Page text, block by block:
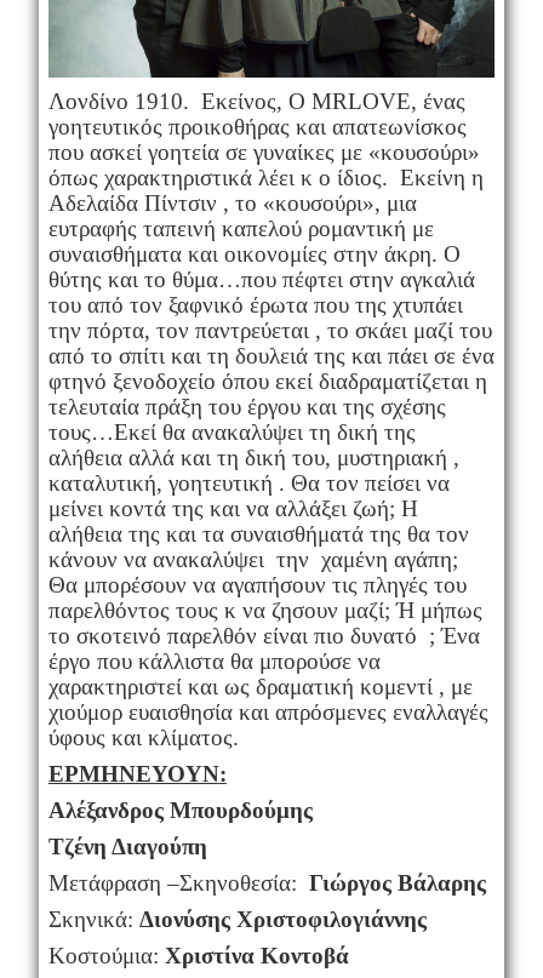
Λονδίνο 1910. Εκείνος, Ο MRLOVE, ένας
γοητευτικός προικοθήρας και απατεωνίσκος
που ασκεί γοητεία σε γυναίκες με «κουσούρι»
όπως χαρακτηριστικά λέει κ ο ίδιος. Εκείνη η
Αδελαίδα Πίντσιν , το «κουσούρι», μια
ευτραφής ταπεινή καπελού ρομαντική με
συναισθήματα και οικονομίες στην άκρη. Ο
θύτης και το θύμα…που πέφτει στην αγκαλιά
του από τον ξαφνικό έρωτα που της χτυπάει
την πόρτα, τον παντρεύεται , το σκάει μαζί του
από το σπίτι και τη δουλειά της και πάει σε ένα
φτηνό ξενοδοχείο όπου εκεί διαδραματίζεται η
τελευταία πράξη του έργου και της σχέσης
τους…Εκεί θα ανακαλύψει τη δική της
αλήθεια αλλά και τη δική του, μυστηριακή ,
καταλυτική, γοητευτική . Θα τον πείσει να
μείνει κοντά της και να αλλάξει ζωή; Η
αλήθεια της και τα συναισθήματά της θα τον
κάνουν να ανακαλύψει την χαμένη αγάπη;
Θα μπορέσουν να αγαπήσουν τις πληγές του
παρελθόντος τους κ να ζησουν μαζί; Ή μήπως
το σκοτεινό παρελθόν είναι πιο δυνατό ; Ένα
έργο που κάλλιστα θα μπορούσε να
χαρακτηριστεί και ως δραματική κομεντί , με
χιούμορ ευαισθησία και απρόσμενες εναλλαγές
ύφους και κλίματος.
ΕΡΜΗΝΕΥΟΥΝ:
Αλέξανδρος Μπουρδούμης
Τζένη Διαγούπη
Μετάφραση –Σκηνοθεσία: Γιώργος Βάλαρης
Σκηνικά: Διονύσης Χριστοφιλογιάννης
Κοστούμια: Χριστίνα Κοντοβά